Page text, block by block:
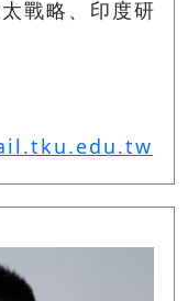
戰略、印度研